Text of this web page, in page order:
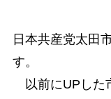
日本共産党太田
す。
以前にUPした